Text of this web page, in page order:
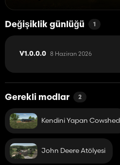
Değişiklik günlüğü 1
V1.0.0.0 8 Haziran 2026
Gerekli modlar 2
Kendini Yapan Cowshed
John Deere Atölyesi